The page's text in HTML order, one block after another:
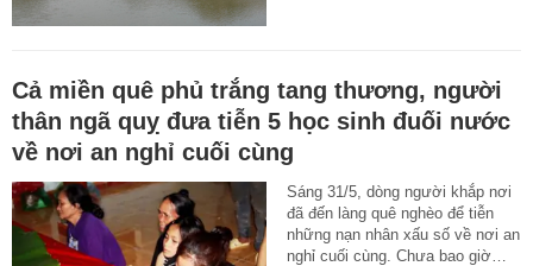
Cả miền quê phủ trắng tang thương, người
thân ngã quỵ đưa tiễn 5 học sinh đuối nước
về nơi an nghỉ cuối cùng
Sáng 31/5, dòng người khắp nơi
đã đến làng quê nghèo để tiễn
những nạn nhân xấu số về nơi an
nghỉ cuối cùng. Chưa bao giờ…